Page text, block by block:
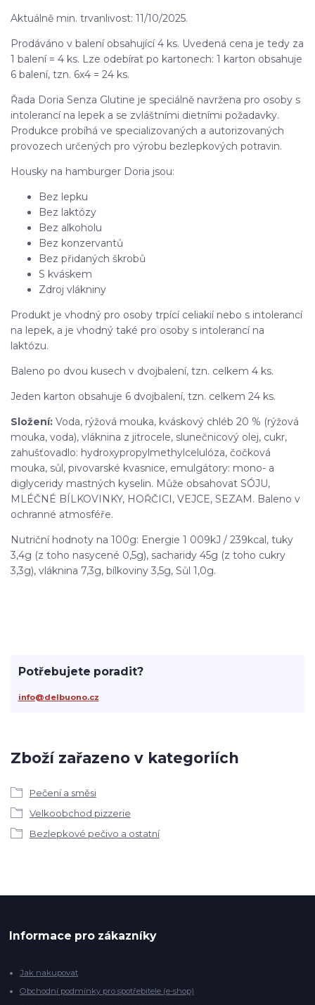
Aktuálně min. trvanlivost: 11/10/2025.
Prodáváno v balení obsahující 4 ks. Uvedená cena je tedy za
1 balení = 4 ks. Lze odebírat po kartonech: 1 karton obsahuje
6 balení, tzn. 6x4 = 24 ks.
Řada Doria Senza Glutine je speciálně navržena pro osoby s
intolerancí na lepek a se zvláštními dietními požadavky.
Produkce probíhá ve specializovaných a autorizovaných
provozech určených pro výrobu bezlepkových potravin.
Housky na hamburger Doria jsou:
Bez lepku
Bez laktózy
Bez alkoholu
Bez konzervantů
Bez přidaných škrobů
S kváskem
Zdroj vlákniny
Produkt je vhodný pro osoby trpící celiakií nebo s intolerancí
na lepek, a je vhodný také pro osoby s intolerancí na
laktózu.
Baleno po dvou kusech v dvojbalení, tzn. celkem 4 ks.
Jeden karton obsahuje 6 dvojbalení, tzn. celkem 24 ks.
Složení: Voda, rýžová mouka, kváskový chléb 20 % (rýžová
mouka, voda), vláknina z jitrocele, slunečnicový olej, cukr,
zahušťovadlo: hydroxypropylmethylcelulóza, čočková
mouka, sůl, pivovarské kvasnice, emulgátory: mono- a
diglyceridy mastných kyselin. Může obsahovat SÓJU,
MLÉČNÉ BÍLKOVINKY, HOŘČICI, VEJCE, SEZAM. Baleno v
ochranné atmosféře.
Nutriční hodnoty na 100g: Energie 1 009kJ / 239kcal, tuky
3,4g (z toho nasycené 0,5g), sacharidy 45g (z toho cukry
3,3g), vláknina 7,3g, bílkoviny 3,5g, Sůl 1,0g.
Zboží zařazeno v kategoriích
Pečení a směsi
Velkoobchod pizzerie
Bezlepkové pečivo a ostatní
Potřebujete poradit?
info@delbuono.cz
Informace pro zákazníky
Jak nakupovat
Obchodní podmínky pro spotřebitele (e-shop)